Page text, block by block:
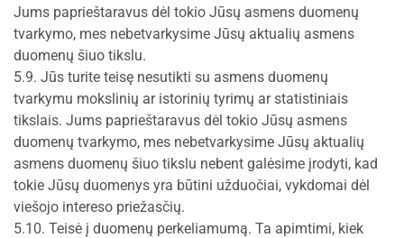
Jums paprieštaravus dėl tokio Jūsų asmens duomenų
tvarkymo, mes nebetvarkysime Jūsų aktualių asmens
duomenų šiuo tikslu.
5.9. Jūs turite teisę nesutikti su asmens duomenų
tvarkymu mokslinių ar istorinių tyrimų ar statistiniais
tikslais. Jums paprieštaravus dėl tokio Jūsų asmens
duomenų tvarkymo, mes nebetvarkysime Jūsų aktualių
asmens duomenų šiuo tikslu nebent galėsime įrodyti, kad
tokie Jūsų duomenys yra būtini užduočiai, vykdomai dėl
viešojo intereso priežasčių.
5.10. Teisė į duomenų perkeliamumą. Ta apimtimi, kiek